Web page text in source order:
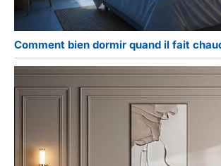
Comment bien dormir quand il fait